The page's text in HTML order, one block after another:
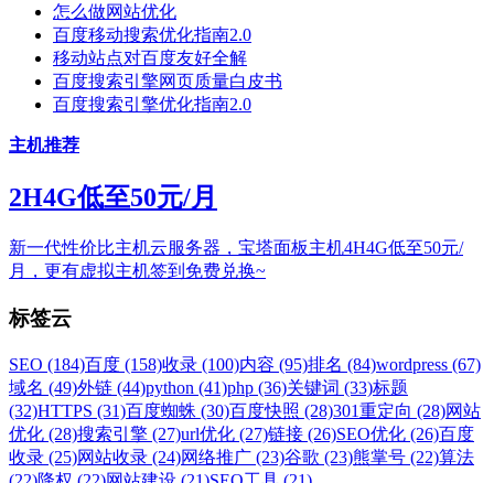
怎么做网站优化
百度移动搜索优化指南2.0
移动站点对百度友好全解
百度搜索引擎网页质量白皮书
百度搜索引擎优化指南2.0
主机推荐
2H4G低至50元/月
新一代性价比主机云服务器，宝塔面板主机4H4G低至50元/
月，更有虚拟主机签到免费兑换~
标签云
SEO (184)百度 (158)收录 (100)内容 (95)排名 (84)wordpress (67)
域名 (49)外链 (44)python (41)php (36)关键词 (33)标题
(32)HTTPS (31)百度蜘蛛 (30)百度快照 (28)301重定向 (28)网站
优化 (28)搜索引擎 (27)url优化 (27)链接 (26)SEO优化 (26)百度
收录 (25)网站收录 (24)网络推广 (23)谷歌 (23)熊掌号 (22)算法